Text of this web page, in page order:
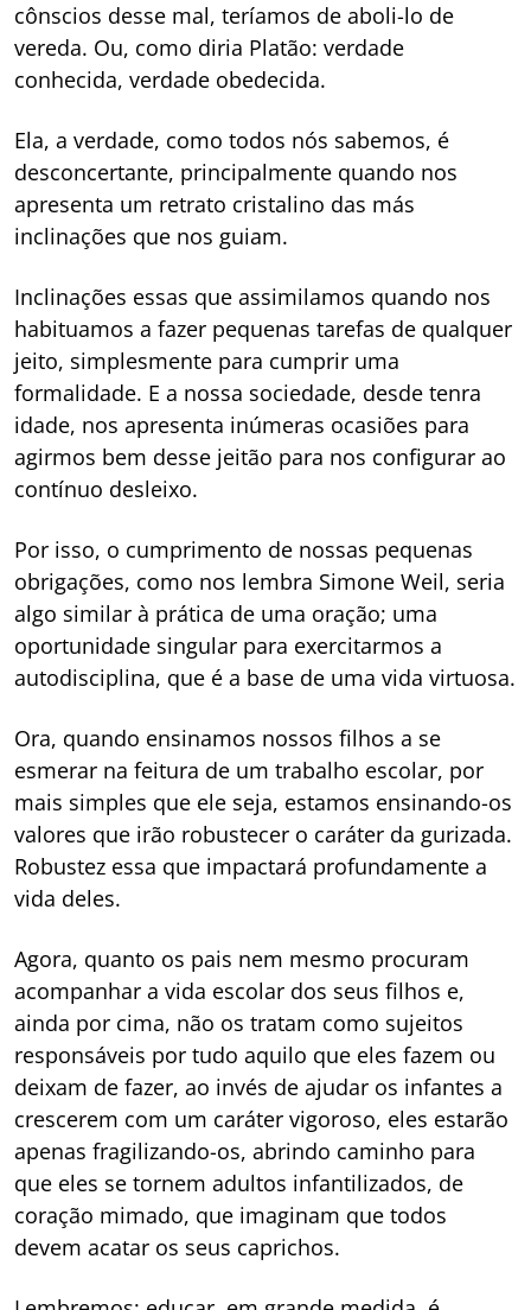
cônscios desse mal, teríamos de aboli-lo de
vereda. Ou, como diria Platão: verdade
conhecida, verdade obedecida.
Ela, a verdade, como todos nós sabemos, é
desconcertante, principalmente quando nos
apresenta um retrato cristalino das más
inclinações que nos guiam.
Inclinações essas que assimilamos quando nos
habituamos a fazer pequenas tarefas de qualquer
jeito, simplesmente para cumprir uma
formalidade. E a nossa sociedade, desde tenra
idade, nos apresenta inúmeras ocasiões para
agirmos bem desse jeitão para nos configurar ao
contínuo desleixo.
Por isso, o cumprimento de nossas pequenas
obrigações, como nos lembra Simone Weil, seria
algo similar à prática de uma oração; uma
oportunidade singular para exercitarmos a
autodisciplina, que é a base de uma vida virtuosa.
Ora, quando ensinamos nossos filhos a se
esmerar na feitura de um trabalho escolar, por
mais simples que ele seja, estamos ensinando-os
valores que irão robustecer o caráter da gurizada.
Robustez essa que impactará profundamente a
vida deles.
Agora, quanto os pais nem mesmo procuram
acompanhar a vida escolar dos seus filhos e,
ainda por cima, não os tratam como sujeitos
responsáveis por tudo aquilo que eles fazem ou
deixam de fazer, ao invés de ajudar os infantes a
crescerem com um caráter vigoroso, eles estarão
apenas fragilizando-os, abrindo caminho para
que eles se tornem adultos infantilizados, de
coração mimado, que imaginam que todos
devem acatar os seus caprichos.